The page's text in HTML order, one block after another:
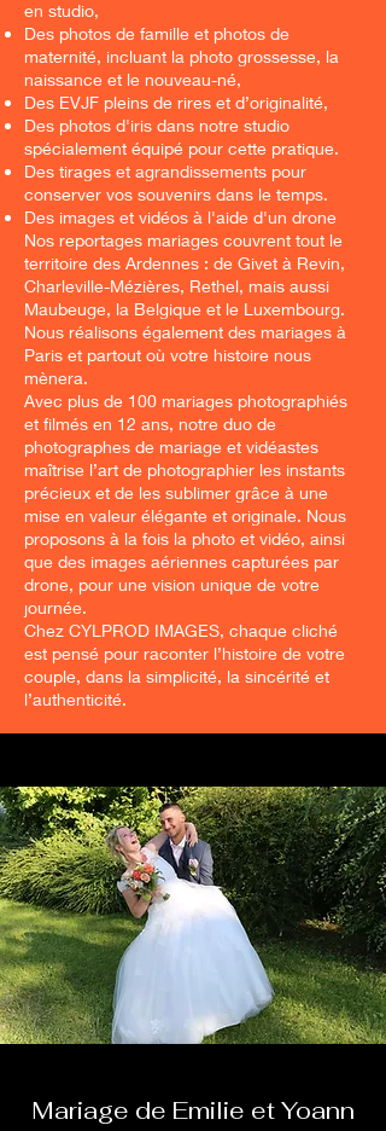
en studio,
Des photos de famille et photos de
maternité, incluant la photo grossesse, la
naissance et le nouveau-né,
Des EVJF pleins de rires et d’originalité,
Des photos d'iris dans notre studio
spécialement équipé pour cette pratique.
Des tirages et agrandissements pour
conserver vos souvenirs dans le temps.
Des images et vidéos à l'aide d'un drone
Nos reportages mariages couvrent tout le
territoire des Ardennes : de Givet à Revin,
Charleville-Mézières, Rethel, mais aussi
Maubeuge, la Belgique et le Luxembourg.
Nous réalisons également des mariages à
Paris et partout où votre histoire nous
mènera.
Avec plus de 100 mariages photographiés
et filmés en 12 ans, notre duo de
photographes de mariage et vidéastes
maîtrise l’art de photographier les instants
précieux et de les sublimer grâce à une
mise en valeur élégante et originale. Nous
proposons à la fois la photo et vidéo, ainsi
que des images aériennes capturées par
drone, pour une vision unique de votre
journée.
Chez CYLPROD IMAGES, chaque cliché
est pensé pour raconter l’histoire de votre
couple, dans la simplicité, la sincérité et
l’authenticité.
Mariage de Emilie et Yoann